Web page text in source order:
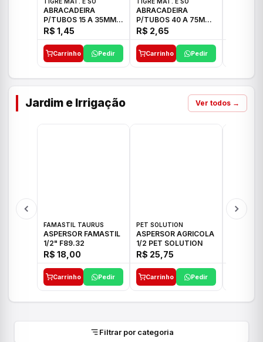
ABRACADEIRA
P/TUBOS 15 A 35MM
TIGRE
R$ 1,45
Carrinho Pedir
ABRACADEIRA
P/TUBOS 40 A 75MM
TIGRE
R$ 2,65
Carrinho Pedir
Jardim e Irrigação Ver todos →
FAMASTIL TAURUS
ASPERSOR FAMASTIL
1/2" F89.32
R$ 18,00
Carrinho Pedir
PET SOLUTION
ASPERSOR AGRICOLA
1/2 PET SOLUTION
R$ 25,75
Carrinho Pedir
Filtrar por categoria